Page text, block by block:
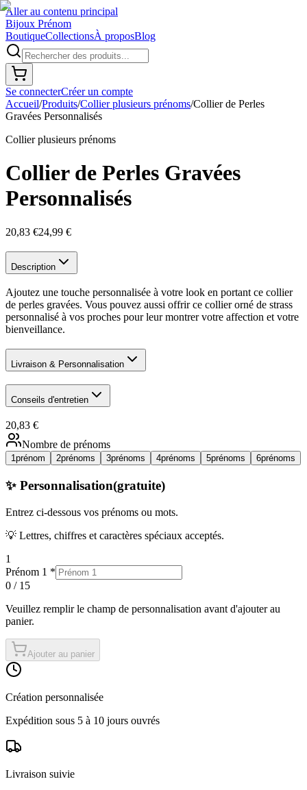
Aller au contenu principal
Bijoux Prénom
BoutiqueCollectionsÀ proposBlog
Se connecterCréer un compte
Accueil/Produits/Collier plusieurs prénoms/Collier de Perles
Gravées Personnalisés
Collier plusieurs prénoms
Collier de Perles Gravées
Personnalisés
20,83 €24,99 €
Description
Ajoutez une touche personnalisée à votre look en portant ce collier
de perles gravées. Vous pouvez aussi offrir ce collier orné de strass
personnalisé à vos proches pour leur montrer votre affection et votre
bienveillance.
Livraison & Personnalisation
Conseils d'entretien
20,83 €
Nombre de prénoms
1prénom 2prénoms 3prénoms 4prénoms 5prénoms 6prénoms
✨ Personnalisation(gratuite)
Entrez ci-dessous vos prénoms ou mots.
💡 Lettres, chiffres et caractères spéciaux acceptés.
1
Prénom 1 *
0 / 15
Veuillez remplirle champ de personnalisation avant d'ajouter au
panier.
Ajouter au panier
Création personnalisée
Expédition sous 5 à 10 jours ouvrés
Livraison suivie